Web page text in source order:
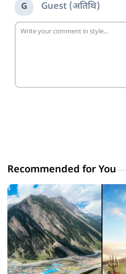
G Guest (अतिथि)
Recommended for You